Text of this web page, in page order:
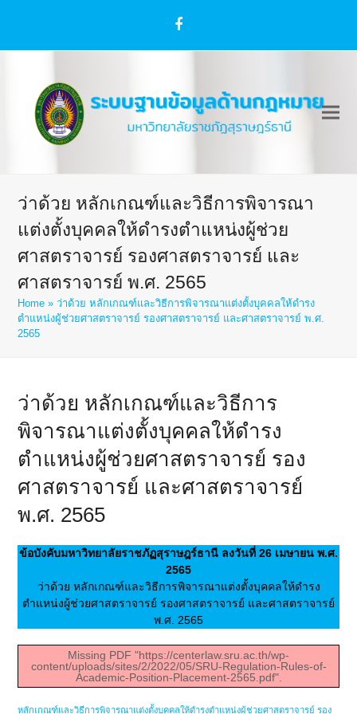
Facebook
ว่าด้วย หลักเกณฑ์และวิธีการพิจารณา
แต่งตั้งบุคคลให้ดำรงตำแหน่งผู้ช่วย
ศาสตราจารย์ รองศาสตราจารย์ และ
ศาสตราจารย์ พ.ศ. 2565
Home »ว่าด้วย หลักเกณฑ์และวิธีการพิจารณาแต่งตั้งบุคคลให้ดำรง
ตำแหน่งผู้ช่วยศาสตราจารย์ รองศาสตราจารย์ และศาสตราจารย์ พ.ศ.
2565
ว่าด้วย หลักเกณฑ์และวิธีการ
พิจารณาแต่งตั้งบุคคลให้ดำรง
ตำแหน่งผู้ช่วยศาสตราจารย์ รอง
ศาสตราจารย์ และศาสตราจารย์
พ.ศ. 2565
ข้อบังคับมหาวิทยาลัยราชภัฏสุราษฎร์ธานี ลงวันที่ 26 เมษายน พ.ศ.
2565
ว่าด้วย หลักเกณฑ์และวิธีการพิจารณาแต่งตั้งบุคคลให้ดำรง
ตำแหน่งผู้ช่วยศาสตราจารย์ รองศาสตราจารย์ และศาสตราจารย์
พ.ศ. 2565
Missing PDF "https://centerlaw.sru.ac.th/wp-
content/uploads/sites/2/2022/05/SRU-Regulation-Rules-of-
Academic-Position-Placement-2565.pdf".
หลักเกณฑ์และวิธีการพิจารณาแต่งตั้งบุคคลให้ดำรงตำแหน่งผู้ช่วยศาสตราจารย์ รอง